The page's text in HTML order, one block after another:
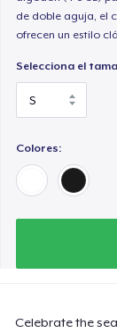
de doble aguja, el
ofrecen un estilo
Selecciona el
Colores:
Celebrate the